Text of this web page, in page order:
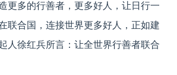
更多的行善者，更多好人，让日行一
联合国，连接世界更多好人，正如建
人徐红兵所言：让全世界行善者联合